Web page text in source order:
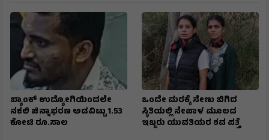
ಬ್ಯಾಂಕ್‌ ಉದ್ಯೋಗಿಯಿಂದಲೇ
ನಕಲಿ ಚಿನ್ನಾಭರಣ ಅಡವಿಟ್ಟು 1.53
ಕೋಟಿ ರೂ.ಸಾಲ
ಒಂದೇ ಮರಕ್ಕೆ ನೇಣು ಬಿಗಿದ
ಸ್ಥಿತಿಯಲ್ಲಿ ನೇಪಾಳ ಮೂಲದ
ಇಬ್ಬರು ಯುವತಿಯರ ಶವ ಪತ್ತೆ